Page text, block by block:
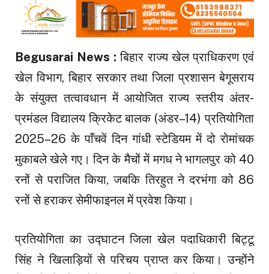
Begusarai News :बिहार राज्य खेल प्राधिकरण एवं
खेल विभाग, बिहार सरकार तथा जिला प्रशासन बेगूसराय
के संयुक्त तत्वावधान में आयोजित राज्य स्तरीय अंतर-
प्रमंडल विद्यालय क्रिकेट बालक (अंडर–14) प्रतियोगिता
2025–26 के पाँचवें दिन गांधी स्टेडियम में दो रोमांचक
मुकाबले खेले गए। दिन के मैचों में मगध ने भागलपुर को 40
रनों से पराजित किया, जबकि तिरहुत ने दरभंगा को 86
रनों से हराकर सेमीफाइनल में प्रवेश किया।
प्रतियोगिता का उद्घाटन जिला खेल पदाधिकारी बिट्टू
सिंह ने खिलाड़ियों से परिचय प्राप्त कर किया। उन्होंने